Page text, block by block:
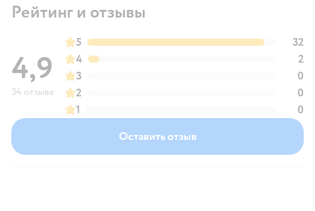
Рейтинг и отзывы
4,9
34 отзыва
5
32
4
2
3
0
2
0
1
0
Оставить отзыв